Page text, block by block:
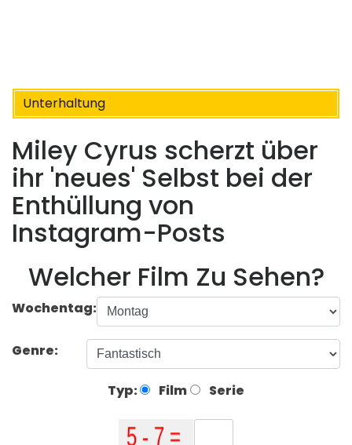
Unterhaltung
Miley Cyrus scherzt über
ihr 'neues' Selbst bei der
Enthüllung von
Instagram-Posts
Welcher Film Zu Sehen?
Wochentag:
Genre:
Typ: Film Serie